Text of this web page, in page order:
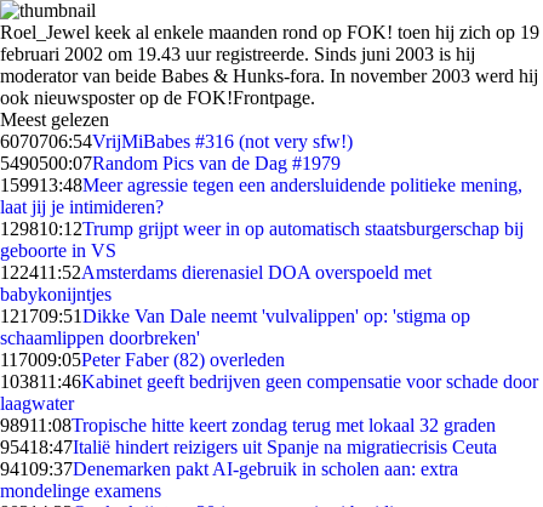
Roel_Jewel keek al enkele maanden rond op FOK! toen hij zich op 19
februari 2002 om 19.43 uur registreerde. Sinds juni 2003 is hij
moderator van beide Babes & Hunks-fora. In november 2003 werd hij
ook nieuwsposter op de FOK!Frontpage.
Meest gelezen
6070706:54VrijMiBabes #316 (not very sfw!)
5490500:07Random Pics van de Dag #1979
159913:48Meer agressie tegen een andersluidende politieke mening,
laat jij je intimideren?
129810:12Trump grijpt weer in op automatisch staatsburgerschap bij
geboorte in VS
122411:52Amsterdams dierenasiel DOA overspoeld met
babykonijntjes
121709:51Dikke Van Dale neemt 'vulvalippen' op: 'stigma op
schaamlippen doorbreken'
117009:05Peter Faber (82) overleden
103811:46Kabinet geeft bedrijven geen compensatie voor schade door
laagwater
98911:08Tropische hitte keert zondag terug met lokaal 32 graden
95418:47Italië hindert reizigers uit Spanje na migratiecrisis Ceuta
94109:37Denemarken pakt AI-gebruik in scholen aan: extra
mondelinge examens